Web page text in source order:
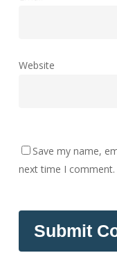
Website
Save my name,
next time I comment.